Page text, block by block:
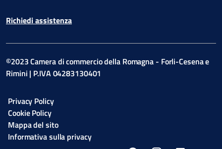
Richiedi assistenza
©2023 Camera di commercio della Romagna - Forli-Cesena e
Rimini | P.IVA 04283130401
Privacy Policy
Cookie Policy
Mappa del sito
Informativa sulla privacy